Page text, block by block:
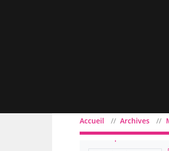
Accueil Archives
Filtrer par domaine